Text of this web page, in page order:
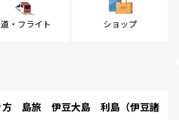
・フライト ショップ
方 島旅 伊豆大島 利島（伊豆諸